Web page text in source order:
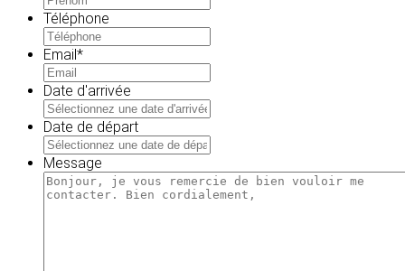
Téléphone
Email*
Date d'arrivée
JJ
slash
AAAA
Date de départ
JJ
slash
Message